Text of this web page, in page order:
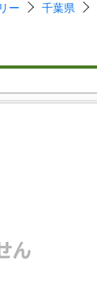
ー 千葉県